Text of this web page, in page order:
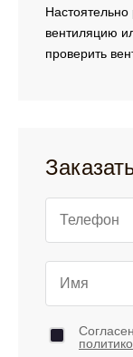
Настоятельно
вентиляцию
проверить